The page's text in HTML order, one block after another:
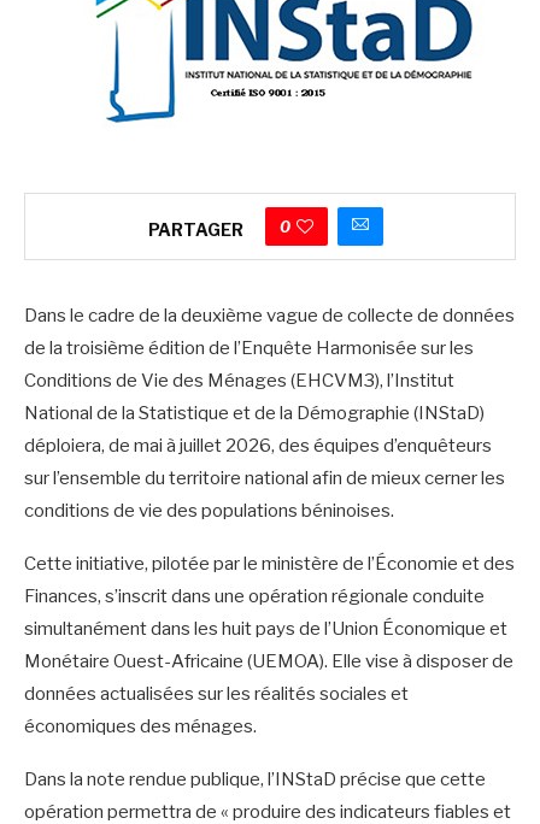
PARTAGER 0
Dans le cadre de la deuxième vague de collecte de données
de la troisième édition de l’Enquête Harmonisée sur les
Conditions de Vie des Ménages (EHCVM3), l’Institut
National de la Statistique et de la Démographie (INStaD)
déploiera, de mai à juillet 2026, des équipes d’enquêteurs
sur l’ensemble du territoire national afin de mieux cerner les
conditions de vie des populations béninoises.
Cette initiative, pilotée par le ministère de l’Économie et des
Finances, s’inscrit dans une opération régionale conduite
simultanément dans les huit pays de l’Union Économique et
Monétaire Ouest-Africaine (UEMOA). Elle vise à disposer de
données actualisées sur les réalités sociales et
économiques des ménages.
Dans la note rendue publique, l’INStaD précise que cette
opération permettra de « produire des indicateurs fiables et